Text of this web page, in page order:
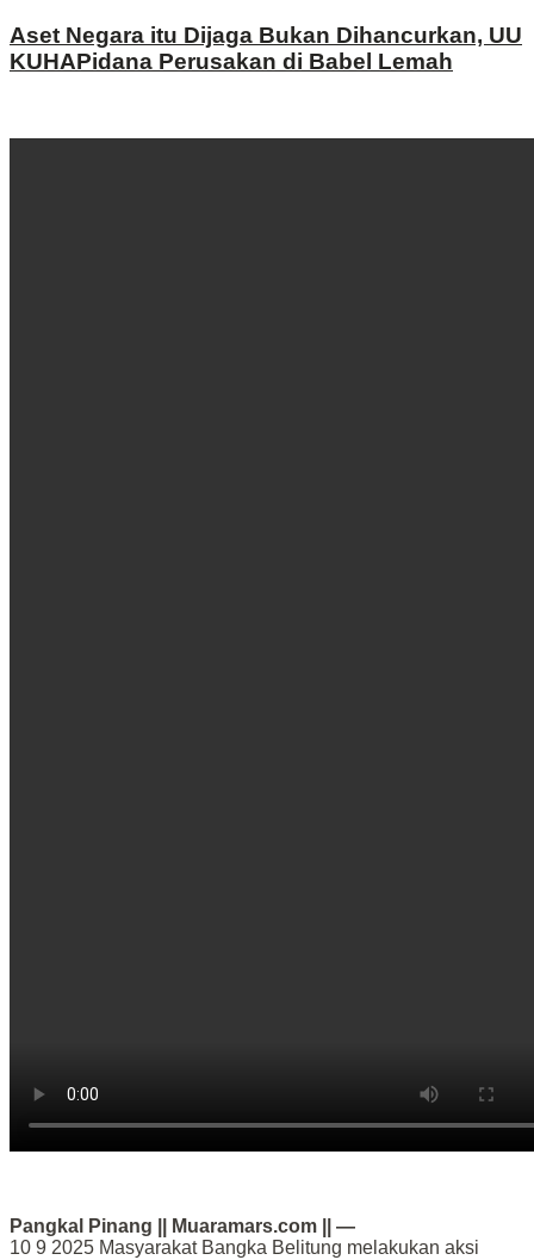
Aset Negara itu Dijaga Bukan Dihancurkan, UU
KUHAPidana Perusakan di Babel Lemah
Pangkal Pinang || Muaramars.com || —
10 9 2025 Masyarakat Bangka Belitung melakukan aksi